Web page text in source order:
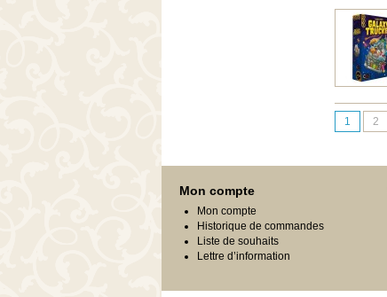
1 2
Mon compte
Mon compte
Historique de commandes
Liste de souhaits
Lettre d’information